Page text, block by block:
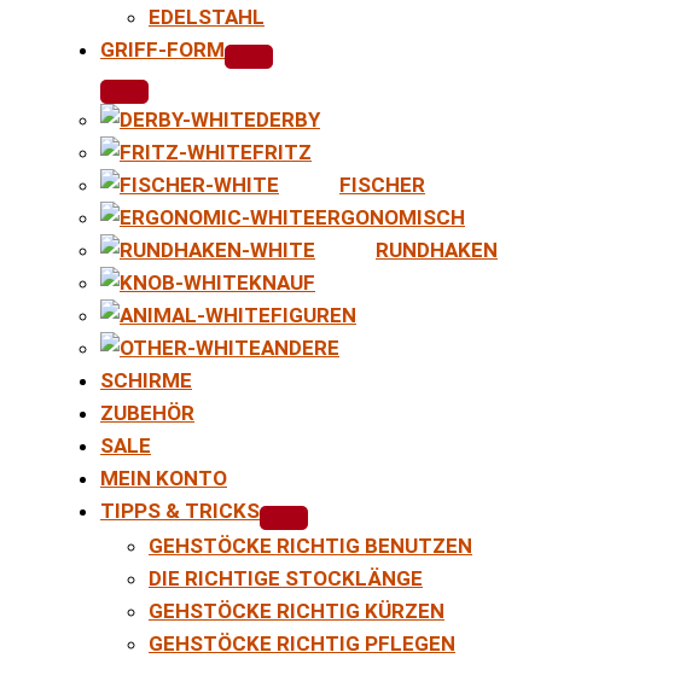
EDELSTAHL
GRIFF-FORM
DERBY
FRITZ
FISCHER
ERGONOMISCH
RUNDHAKEN
KNAUF
FIGUREN
ANDERE
SCHIRME
ZUBEHÖR
SALE
MEIN KONTO
TIPPS & TRICKS
GEHSTÖCKE RICHTIG BENUTZEN
DIE RICHTIGE STOCKLÄNGE
GEHSTÖCKE RICHTIG KÜRZEN
GEHSTÖCKE RICHTIG PFLEGEN